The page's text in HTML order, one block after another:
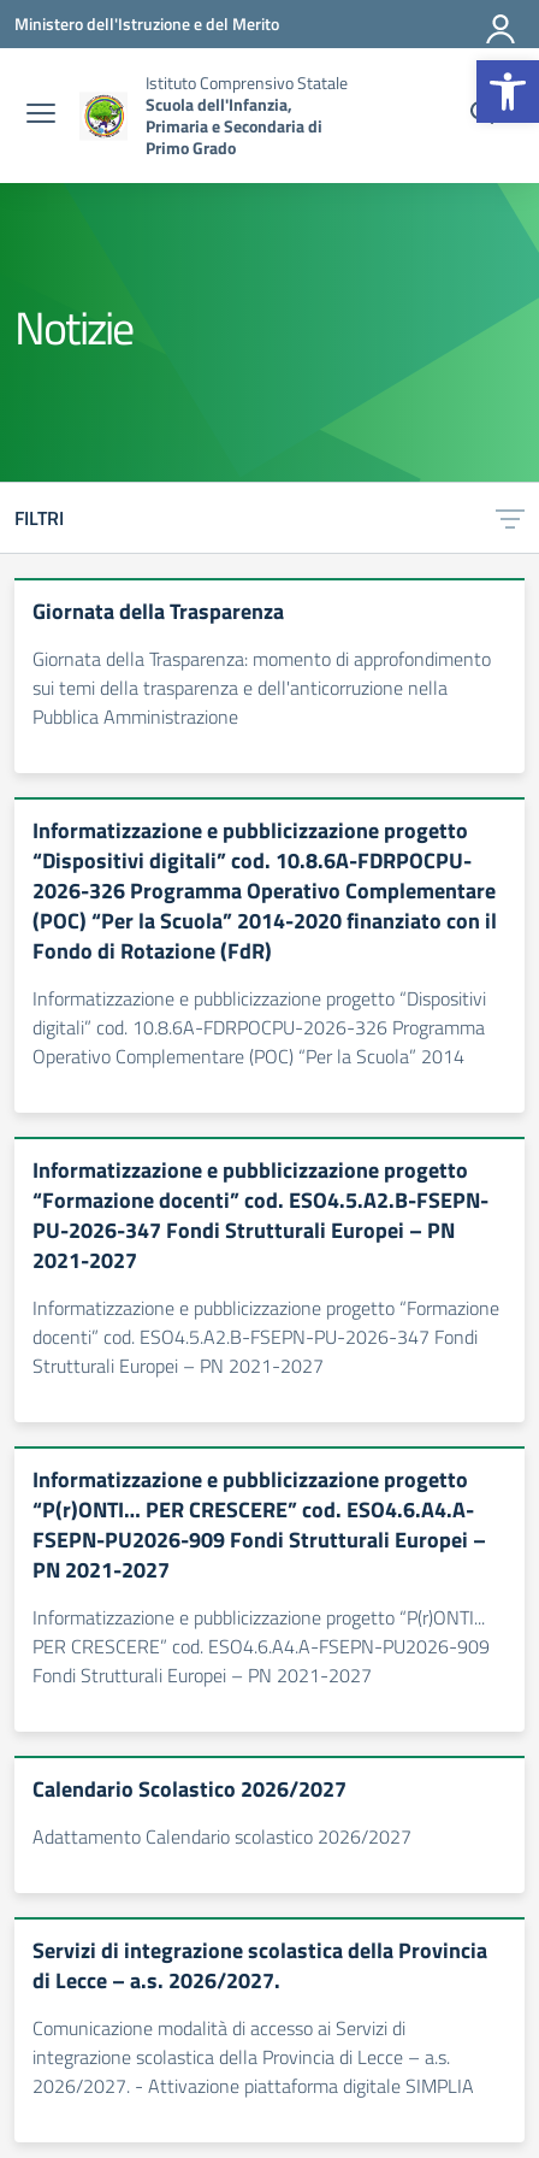
Vai ai contenuti
Vai al menu di navigazione
Vai al footer
Ministero dell'Istruzione e del Merito
Istituto Comprensivo Statale
Scuola dell'Infanzia,
Primaria e Secondaria di
Primo Grado
Notizie
FILTRI
Giornata della Trasparenza
Giornata della Trasparenza: momento di approfondimento
sui temi della trasparenza e dell'anticorruzione nella
Pubblica Amministrazione
Informatizzazione e pubblicizzazione progetto
“Dispositivi digitali” cod. 10.8.6A-FDRPOCPU-
2026-326 Programma Operativo Complementare
(POC) “Per la Scuola” 2014-2020 finanziato con il
Fondo di Rotazione (FdR)
Informatizzazione e pubblicizzazione progetto “Dispositivi
digitali” cod. 10.8.6A-FDRPOCPU-2026-326 Programma
Operativo Complementare (POC) “Per la Scuola” 2014
Informatizzazione e pubblicizzazione progetto
“Formazione docenti” cod. ESO4.5.A2.B-FSEPN-
PU-2026-347 Fondi Strutturali Europei – PN
2021-2027
Informatizzazione e pubblicizzazione progetto “Formazione
docenti” cod. ESO4.5.A2.B-FSEPN-PU-2026-347 Fondi
Strutturali Europei – PN 2021-2027
Informatizzazione e pubblicizzazione progetto
“P(r)ONTI… PER CRESCERE” cod. ESO4.6.A4.A-
FSEPN-PU2026-909 Fondi Strutturali Europei –
PN 2021-2027
Informatizzazione e pubblicizzazione progetto “P(r)ONTI...
PER CRESCERE” cod. ESO4.6.A4.A-FSEPN-PU2026-909
Fondi Strutturali Europei – PN 2021-2027
Calendario Scolastico 2026/2027
Adattamento Calendario scolastico 2026/2027
Servizi di integrazione scolastica della Provincia
di Lecce – a.s. 2026/2027.
Comunicazione modalità di accesso ai Servizi di
integrazione scolastica della Provincia di Lecce – a.s.
2026/2027. - Attivazione piattaforma digitale SIMPLIA